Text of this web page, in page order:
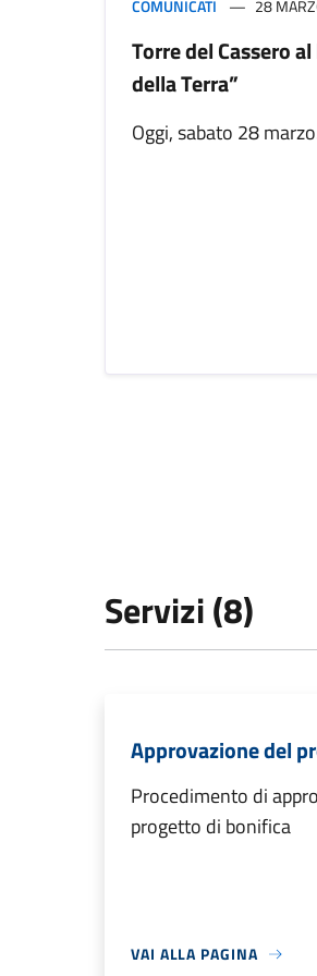
COMUNICATI 28
Torre del Cassero al
della Terra”
Oggi, sabato 28
Servizi (8)
Approvazione del
Procedimento di
progetto di bonifica
VAI ALLA PAGINA